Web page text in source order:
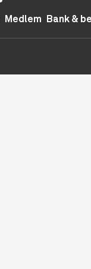
Medlem Bank &